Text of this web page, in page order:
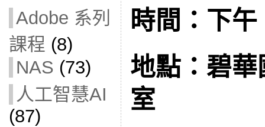
Adobe 系列
課程 (8)
NAS (73)
人工智慧AI
(87)
時間：下
地點：碧
室